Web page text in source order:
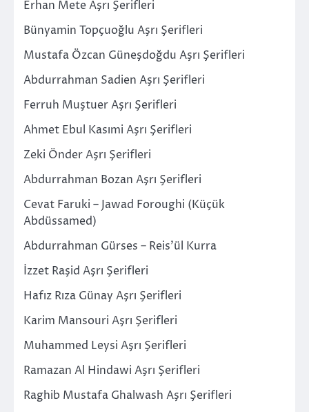
Erhan Mete Aşrı Şerifleri
Bünyamin Topçuoğlu Aşrı Şerifleri
Mustafa Özcan Güneşdoğdu Aşrı Şerifleri
Abdurrahman Sadien Aşrı Şerifleri
Ferruh Muştuer Aşrı Şerifleri
Ahmet Ebul Kasımi Aşrı Şerifleri
Zeki Önder Aşrı Şerifleri
Abdurrahman Bozan Aşrı Şerifleri
Cevat Faruki – Jawad Foroughi (Küçük
Abdüssamed)
Abdurrahman Gürses – Reis’ül Kurra
İzzet Raşid Aşrı Şerifleri
Hafız Rıza Günay Aşrı Şerifleri
Karim Mansouri Aşrı Şerifleri
Muhammed Leysi Aşrı Şerifleri
Ramazan Al Hindawi Aşrı Şerifleri
Raghib Mustafa Ghalwash Aşrı Şerifleri